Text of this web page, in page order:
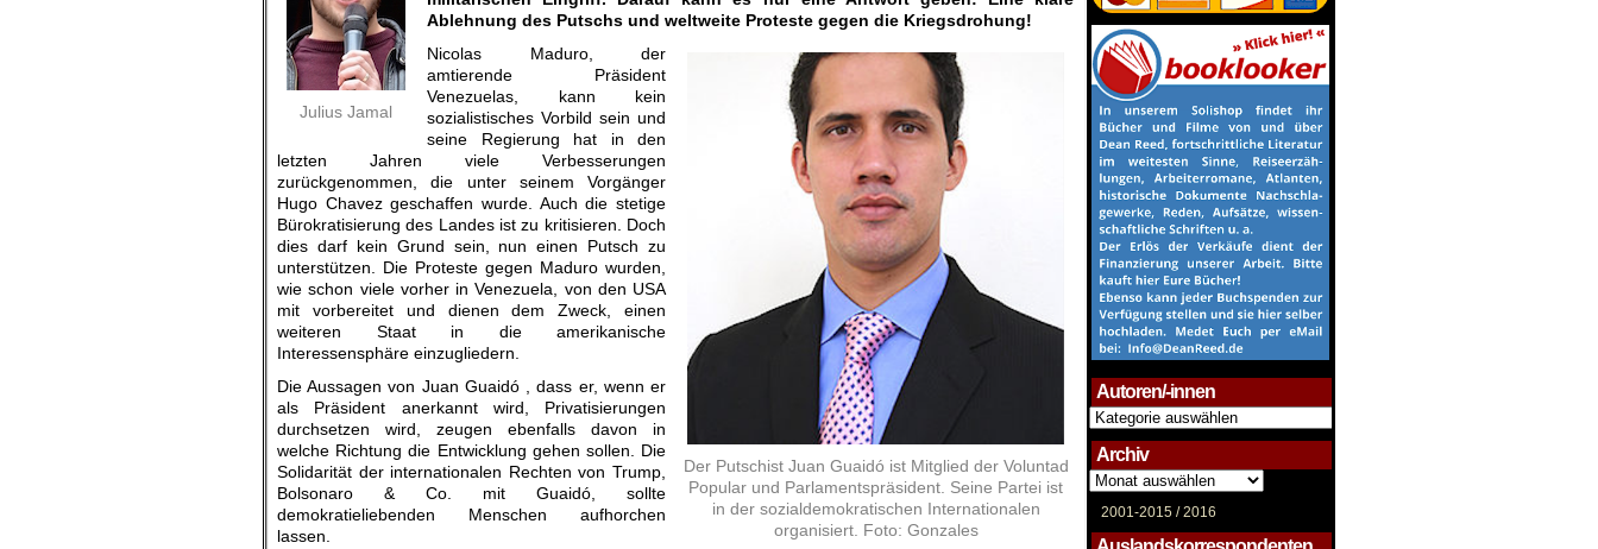
Julius Jamal
Ablehnung des Putschs und weltweite Proteste gegen die Kriegsdrohung!
Der Putschist Juan Guaidó ist Mitglied der Voluntad
Popular und Parlamentspräsident. Seine Partei ist
in der sozialdemokratischen Internationalen
organisiert. Foto: Gonzales
Nicolas Maduro, der
amtierende Präsident
Venezuelas, kann kein
sozialistisches Vorbild sein und
seine Regierung hat in den
letzten Jahren viele Verbesserungen
zurückgenommen, die unter seinem Vorgänger
Hugo Chavez geschaffen wurde. Auch die stetige
Bürokratisierung des Landes ist zu kritisieren. Doch
dies darf kein Grund sein, nun einen Putsch zu
unterstützen. Die Proteste gegen Maduro wurden,
wie schon viele vorher in Venezuela, von den USA
mit vorbereitet und dienen dem Zweck, einen
weiteren Staat in die amerikanische
Interessensphäre einzugliedern.
Die Aussagen von Juan Guaidó , dass er, wenn er
als Präsident anerkannt wird, Privatisierungen
durchsetzen wird, zeugen ebenfalls davon in
welche Richtung die Entwicklung gehen sollen. Die
Solidarität der internationalen Rechten von Trump,
Bolsonaro & Co. mit Guaidó, sollte
demokratieliebenden Menschen aufhorchen
lassen.
Autoren/-innen
Autoren/-
innen
Archiv
Archiv
2001-2015 /2016